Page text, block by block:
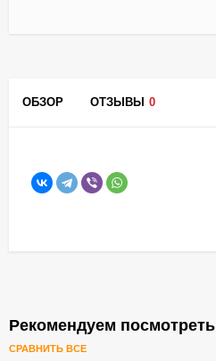
ОБЗОР ОТЗЫВЫ 0
Рекомендуем посмотреть
СРАВНИТЬ ВСЕ